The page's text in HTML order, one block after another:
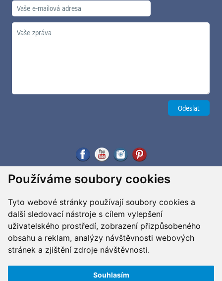
Používáme soubory cookies
Tyto webové stránky používají soubory cookies a
další sledovací nástroje s cílem vylepšení
uživatelského prostředí, zobrazení přizpůsobeného
obsahu a reklam, analýzy návštěvnosti webových
stránek a zjištění zdroje návštěvnosti.
Souhlasím